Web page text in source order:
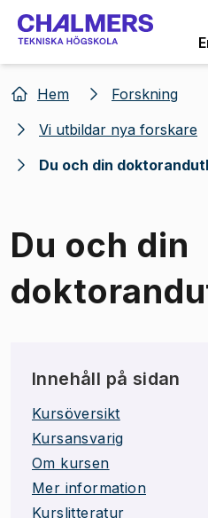
Gå till
Hem
Forskning
Vi utbildar nya forskare
Du och din
Du och din
Innehåll på sidan
Kursöversikt
Kursansvarig
Om kursen
Mer information
Kurslitteratur